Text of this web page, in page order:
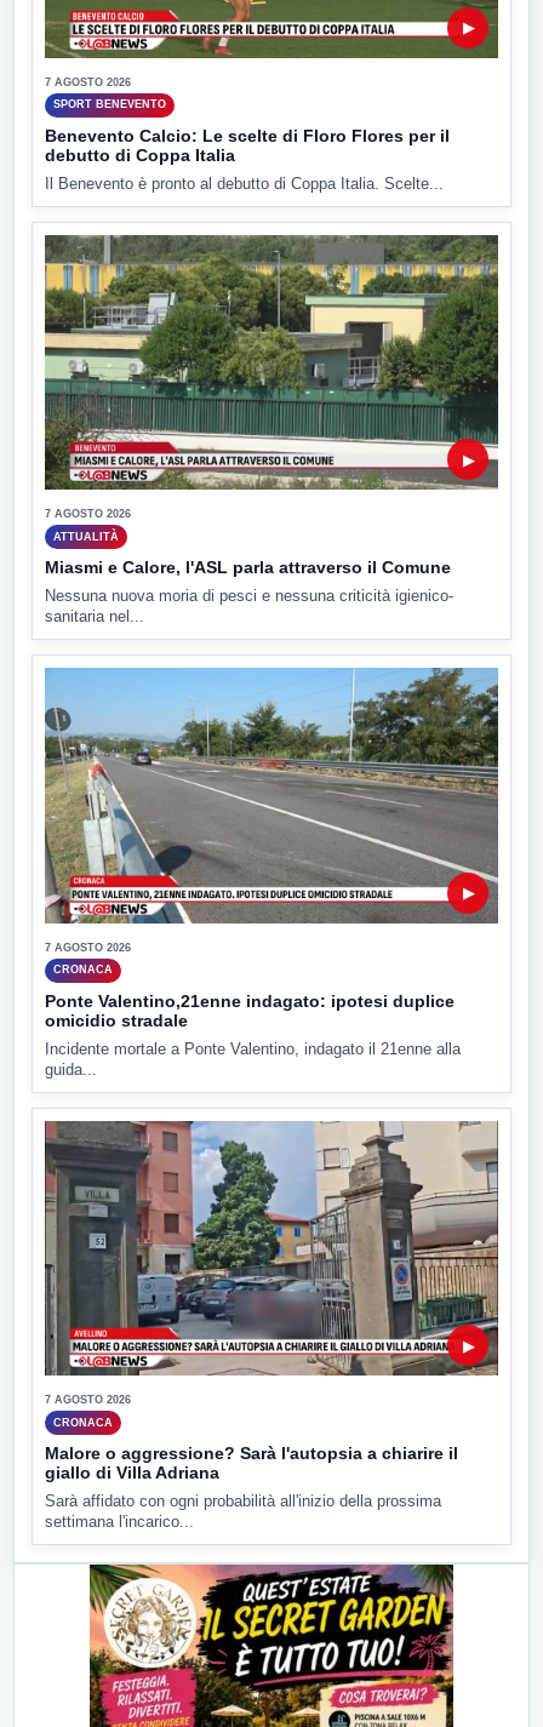
▶
7 AGOSTO 2026
SPORT BENEVENTO
Benevento Calcio: Le scelte di Floro Flores per il
debutto di Coppa Italia
Il Benevento è pronto al debutto di Coppa Italia. Scelte...
▶
7 AGOSTO 2026
ATTUALITÀ
Miasmi e Calore, l'ASL parla attraverso il Comune
Nessuna nuova moria di pesci e nessuna criticità igienico-
sanitaria nel...
▶
7 AGOSTO 2026
CRONACA
Ponte Valentino,21enne indagato: ipotesi duplice
omicidio stradale
Incidente mortale a Ponte Valentino, indagato il 21enne alla
guida...
▶
7 AGOSTO 2026
CRONACA
Malore o aggressione? Sarà l'autopsia a chiarire il
giallo di Villa Adriana
Sarà affidato con ogni probabilità all'inizio della prossima
settimana l'incarico...